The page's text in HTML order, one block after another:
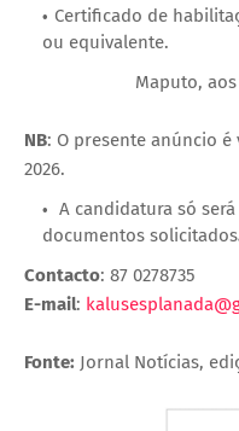
Certificado de
ou equivalente.
Maputo,
NB: O presente anúncio
2026.
A candidatura só
documentos solicitados
Contacto: 87 0278735
E-mail:
Fonte: Jornal Notícias,